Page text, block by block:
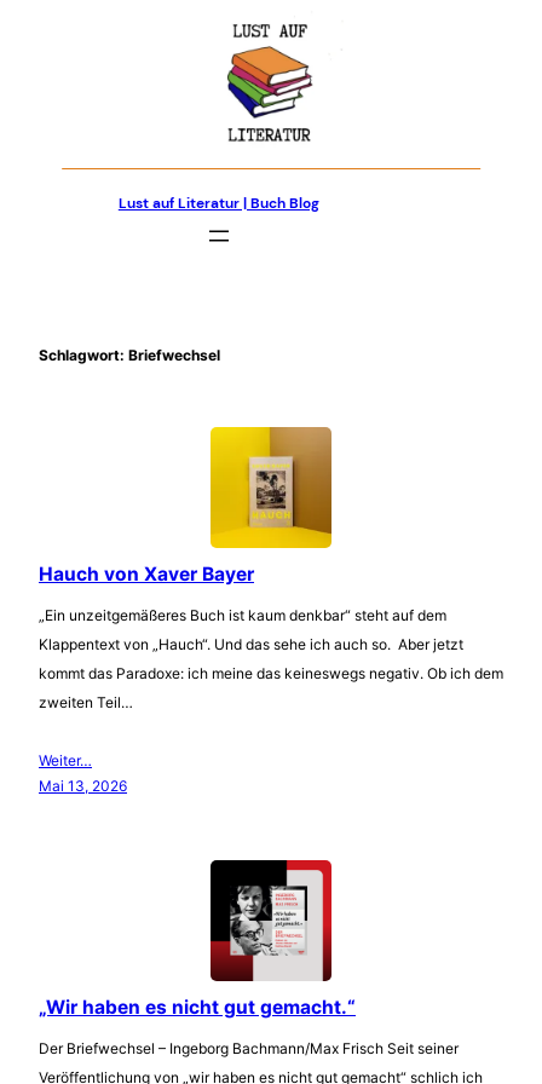
Lust auf Literatur | Buch Blog
Schlagwort: Briefwechsel
Hauch von Xaver Bayer
„Ein unzeitgemäßeres Buch ist kaum denkbar“ steht auf dem
Klappentext von „Hauch“. Und das sehe ich auch so. Aber jetzt
kommt das Paradoxe: ich meine das keineswegs negativ. Ob ich dem
zweiten Teil…
Weiter…
Mai 13, 2026
„Wir haben es nicht gut gemacht.“
Der Briefwechsel – Ingeborg Bachmann/Max Frisch Seit seiner
Veröffentlichung von „wir haben es nicht gut gemacht“ schlich ich